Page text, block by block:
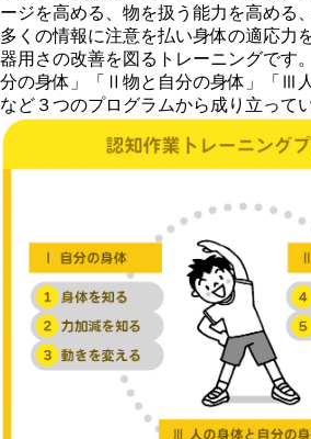
ージを高める、物を扱う能力を高める
多くの情報に注意を払い身体の適応力
器用さの改善を図るトレーニングです
分の身体」「Ⅱ物と自分の身体」「Ⅲ人
など３つのプログラムから成り立って